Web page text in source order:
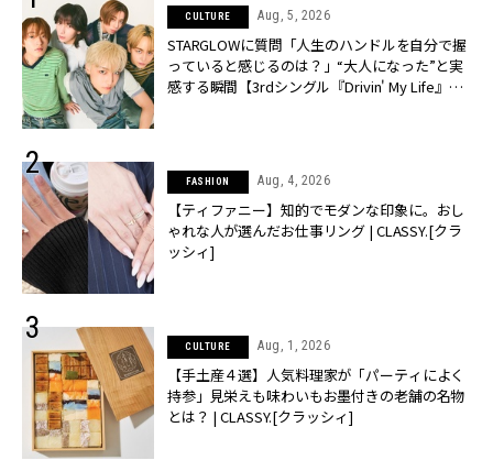
CULTURE Aug, 5, 2026
STARGLOWに質問「人生のハンドルを自分で握
っていると感じるのは？」“大️人になった”と実
感する瞬間【3rdシングル『Drivin' My Life』発
FASHION Aug, 4, 2026
【ティファニー】知的でモダンな印象に。おし
ゃれな人が選んだお仕事リング | CLASSY.[クラ
ッシィ]
CULTURE Aug, 1, 2026
【手土産４選】人気料理家が「パーティによく
持参」見栄えも味わいもお墨付きの老舗の名物
とは？ | CLASSY.[クラッシィ]